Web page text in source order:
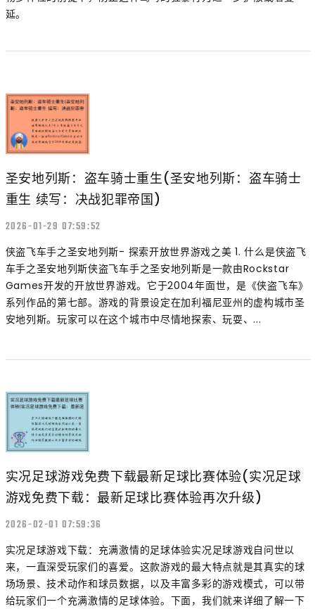
延。
圣安地列斯：盗车骑士重生(圣安地列斯：盗车骑士
重生 续写：决战犯罪帝国)
2026-01-29 07:59:52
侠盗飞车手之圣安地列斯- 探索开放世界游戏之美 1. 什么是侠盗飞
车手之圣安地列斯侠盗飞车手之圣安地列斯是一款由Rockstar
Games开发的开放世界游戏。它于2004年面世，是《侠盗飞车》
系列作品的第七部。游戏的背景设定在加利福尼亚州的虚构城市圣
安地列斯。玩家可以在这个城市中尽情地探索、玩耍、...
实况足球游戏免费下载最新足球比赛体验(实况足球
游戏免费下载：最新足球比赛体验再次升级)
2026-02-01 07:59:36
实况足球游戏下载：充满激情的足球体验实况足球游戏自问世以
来，一直深受玩家们的喜爱。这款游戏的最大特点就是其真实的球
场场景、技术动作和球员数据，以及丰富多彩的游戏模式，可以带
给玩家们一个充满激情的足球体验。下面，我们就来详细了解一下